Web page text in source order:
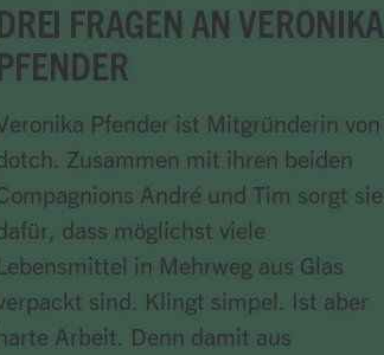
FRAGEN AN VERONIKA
Pfender ist Mitgründerin von
Zusammen mit ihren beiden
André und Tim sorgt sie
dass möglichst viele
in Mehrweg aus Glas
sind. Klingt simpel. Ist aber
Arbeit. Denn damit aus